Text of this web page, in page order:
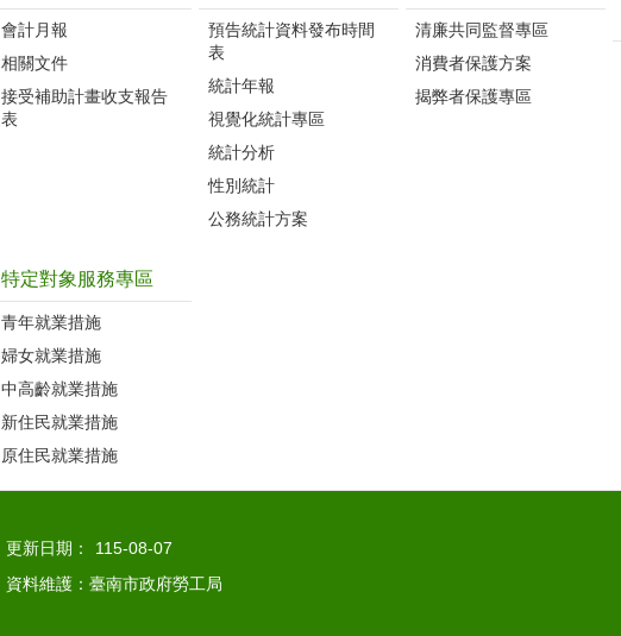
會計月報
相關文件
接受補助計畫收支報告
表
預告統計資料發布時間
表
統計年報
視覺化統計專區
統計分析
性別統計
公務統計方案
清廉共同監督專區
消費者保護方案
揭弊者保護專區
特定對象服務專區
青年就業措施
婦女就業措施
中高齡就業措施
新住民就業措施
原住民就業措施
更新日期：
115-08-07
資料維護：臺南市政府勞工局